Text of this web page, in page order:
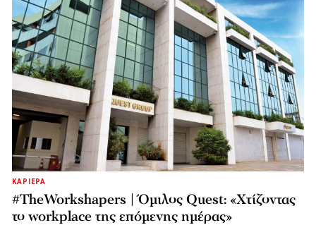
ΚΑΡΙΕΡΑ
#TheWorkshapers | Όμιλος Quest: «Χτίζοντας
το workplace της επόμενης ημέρας»